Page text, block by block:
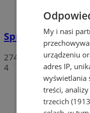
Sprzeciwiają się
274
4
My i nasi
urządzeniu
adres IP,
wyświetlania
treści,
trzecich